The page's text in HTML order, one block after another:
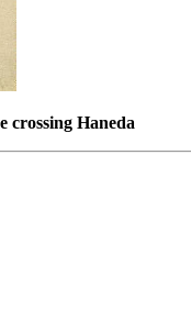
crossing Haneda